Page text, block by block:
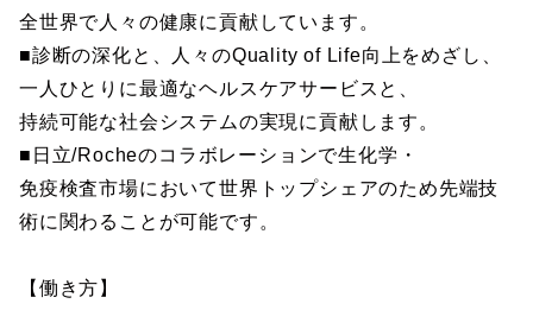
全世界で人々の健康に貢献しています。
■診断の深化と、人々のQuality of Life向上をめざし、
一人ひとりに最適なヘルスケアサービスと、
持続可能な社会システムの実現に貢献します。
■日立/Rocheのコラボレーションで生化学・
免疫検査市場において世界トップシェアのため先端技
術に関わることが可能です。
【働き方】